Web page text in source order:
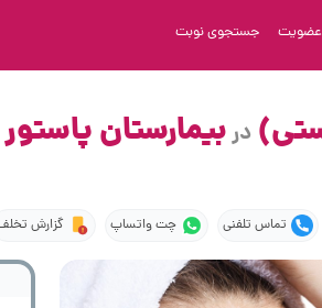
عضویت جستجوی نوبت
دربیمارستان
تماس تلفنی چت واتساپ گزارش